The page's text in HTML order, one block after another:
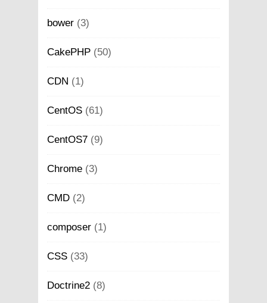
bower (3)
CakePHP (50)
CDN (1)
CentOS (61)
CentOS7 (9)
Chrome (3)
CMD (2)
composer (1)
CSS (33)
Doctrine2 (8)